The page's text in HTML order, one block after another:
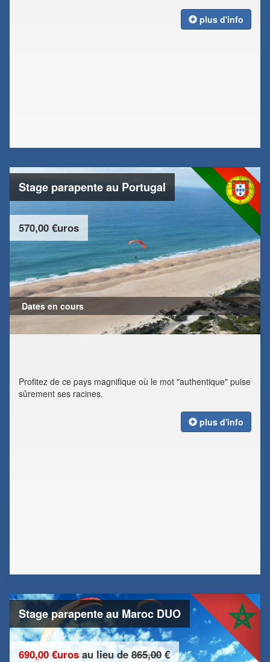
plus d'info
Stage parapente au Portugal
570,00 €uros
Dates en cours
Profitez de ce pays magnifique où le mot "authentique" puise
sûrement ses racines.
plus d'info
Stage parapente au Maroc DUO
690,00 €urosau lieu de 865,00 €